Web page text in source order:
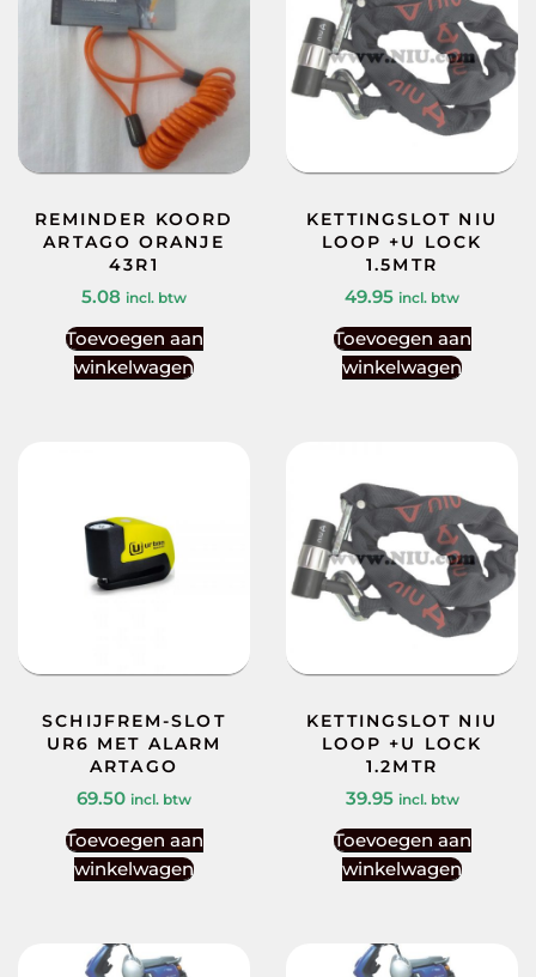
REMINDER KOORD
ARTAGO ORANJE
43R1
5.08 incl. btw
Toevoegen aan
winkelwagen
KETTINGSLOT NIU
LOOP +U LOCK
1.5MTR
49.95 incl. btw
Toevoegen aan
winkelwagen
SCHIJFREM-SLOT
UR6 MET ALARM
ARTAGO
69.50 incl. btw
Toevoegen aan
winkelwagen
KETTINGSLOT NIU
LOOP +U LOCK
1.2MTR
39.95 incl. btw
Toevoegen aan
winkelwagen